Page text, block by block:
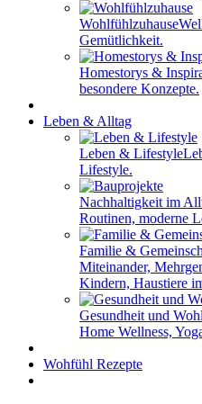
Wohlfühlzuhause
Gemütlichkeit.
Homestorys &
besondere Konzepte.
Leben & Alltag
Leben & Lifestyle
Lifestyle.
Nachhaltigkeit im
Routinen, moderne
Familie &
Miteinander,
Kindern, Haustiere
Gesundheit und
Home Wellness,
Wohfühl Rezepte